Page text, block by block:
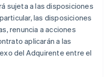
sujeta a las disposiciones
las disposiciones
renuncia a acciones
aplicarán a las
del Adquirente entre el